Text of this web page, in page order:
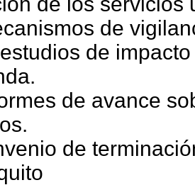
de
de
de avance
de